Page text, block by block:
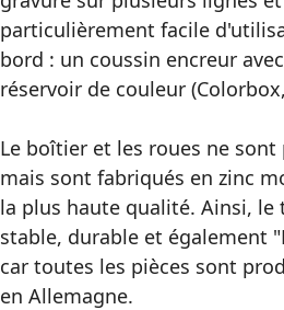
particulièrement facile
bord : un coussin encreur
réservoir de couleur
Le boîtier et les roues ne sont
mais sont fabriqués en zinc
la plus haute qualité. Ainsi, le
stable, durable et également
car toutes les pièces sont
en Allemagne.